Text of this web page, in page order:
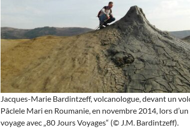
Jacques-Marie Bardintzeff, volcanologue, devant un
Pâclele Mari en Roumanie, en novembre 2014, lors
voyage avec „80 Jours Voyages“ (© J.M. Bardintzeff).